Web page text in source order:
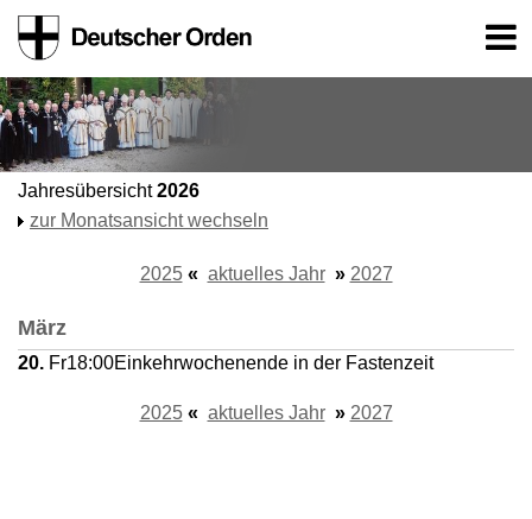
Jahresübersicht2026
zur Monatsansicht wechseln
2025 « aktuelles Jahr » 2027
März
20. Fr18:00Einkehrwochenende in der Fastenzeit
2025 « aktuelles Jahr » 2027